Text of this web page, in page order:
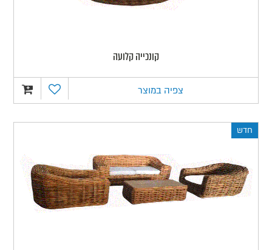
קונכייה קלועה
צפיה במוצר
חדש